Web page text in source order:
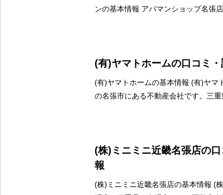
ンの基本情報 アパマンショップ名張
(有)ヤマトホームの口コミ
(有)ヤマトホームの基本情報 (有)ヤマ
の名張市にある不動産会社です。三
(株)ミニミニ近畿名張店の
報
(株)ミニミニ近畿名張店の基本情報 (